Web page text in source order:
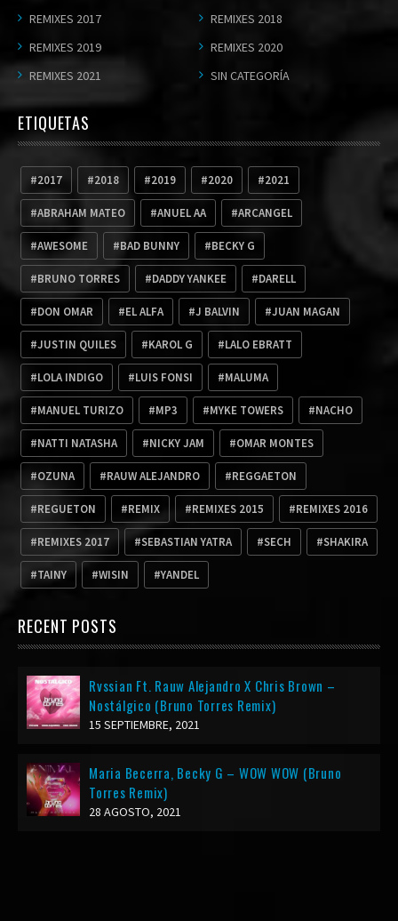
REMIXES 2017
REMIXES 2018
REMIXES 2019
REMIXES 2020
REMIXES 2021
SIN CATEGORÍA
ETIQUETAS
2017 2018 2019 2020 2021
ABRAHAM MATEO ANUEL AA ARCANGEL
AWESOME BAD BUNNY BECKY G
BRUNO TORRES DADDY YANKEE DARELL
DON OMAR EL ALFA J BALVIN JUAN MAGAN
JUSTIN QUILES KAROL G LALO EBRATT
LOLA INDIGO LUIS FONSI MALUMA
MANUEL TURIZO MP3 MYKE TOWERS NACHO
NATTI NATASHA NICKY JAM OMAR MONTES
OZUNA RAUW ALEJANDRO REGGAETON
REGUETON REMIX REMIXES 2015 REMIXES 2016
REMIXES 2017 SEBASTIAN YATRA SECH SHAKIRA
TAINY WISIN YANDEL
RECENT POSTS
Rvssian Ft. Rauw Alejandro X Chris Brown –
Nostálgico (Bruno Torres Remix)
15 SEPTIEMBRE, 2021
Maria Becerra, Becky G – WOW WOW (Bruno
Torres Remix)
28 AGOSTO, 2021